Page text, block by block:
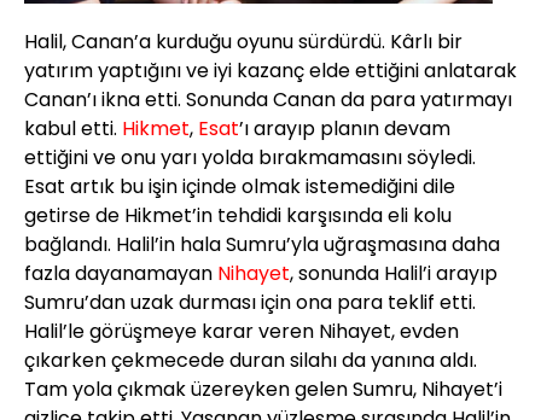
Halil, Canan’a kurduğu oyunu sürdürdü. Kârlı bir
yatırım yaptığını ve iyi kazanç elde ettiğini anlatarak
Canan’ı ikna etti. Sonunda Canan da para yatırmayı
kabul etti. Hikmet, Esat’ı arayıp planın devam
ettiğini ve onu yarı yolda bırakmamasını söyledi.
Esat artık bu işin içinde olmak istemediğini dile
getirse de Hikmet’in tehdidi karşısında eli kolu
bağlandı. Halil’in hala Sumru’yla uğraşmasına daha
fazla dayanamayan Nihayet, sonunda Halil’i arayıp
Sumru’dan uzak durması için ona para teklif etti.
Halil’le görüşmeye karar veren Nihayet, evden
çıkarken çekmecede duran silahı da yanına aldı.
Tam yola çıkmak üzereyken gelen Sumru, Nihayet’i